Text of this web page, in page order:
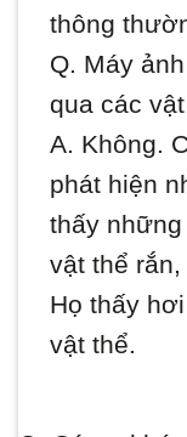
thông
Q. Máy
qua các
A. Không.
phát hiện
thấy
vật thể
Họ thấy
vật thể.